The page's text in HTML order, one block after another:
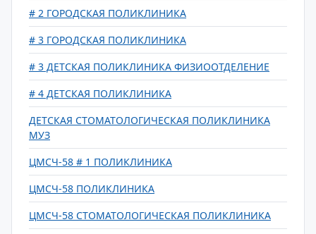
# 2 ГОРОДСКАЯ ПОЛИКЛИНИКА
# 3 ГОРОДСКАЯ ПОЛИКЛИНИКА
# 3 ДЕТСКАЯ ПОЛИКЛИНИКА ФИЗИООТДЕЛЕНИЕ
# 4 ДЕТСКАЯ ПОЛИКЛИНИКА
ДЕТСКАЯ СТОМАТОЛОГИЧЕСКАЯ ПОЛИКЛИНИКА
МУЗ
ЦМСЧ-58 # 1 ПОЛИКЛИНИКА
ЦМСЧ-58 ПОЛИКЛИНИКА
ЦМСЧ-58 СТОМАТОЛОГИЧЕСКАЯ ПОЛИКЛИНИКА